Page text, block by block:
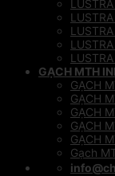
GẠCH MTH
GẠCH
GẠCH
GẠCH
GẠCH
GẠCH
Gạch